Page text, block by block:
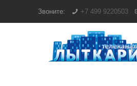
Звоните: +7 499 9220503